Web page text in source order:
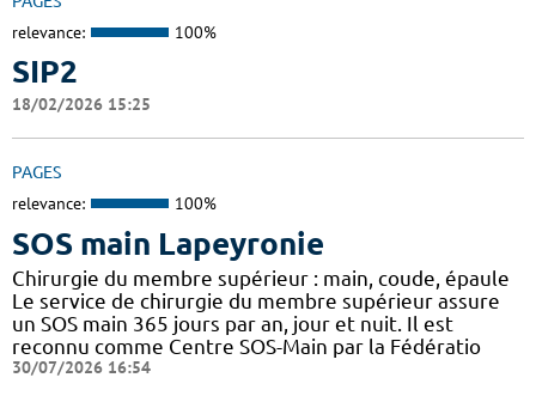
relevance: 100%
SIP2
18/02/2026 15:25
PAGES
relevance: 100%
SOS main Lapeyronie
Chirurgie du membre supérieur : main, coude, épaule
Le service de chirurgie du membre supérieur assure
un SOS main 365 jours par an, jour et nuit. Il est
reconnu comme Centre SOS-Main par la Fédératio
30/07/2026 16:54